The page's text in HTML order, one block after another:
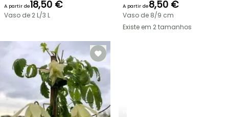
A partir de18,50 €
Vaso de 2 L/3 L
A partir de8,50 €
Vaso de 8/9 cm
Existe em 2 tamanhos